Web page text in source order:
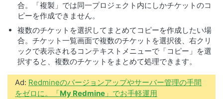
合。「複製」では同一プロジェクト内にしかチケットのコ
ピーを作成できません。
複数のチケットを選択してまとめてコピーを作成したい場
合。チケット一覧画面で複数のチケットを選択後、右クリ
ックで表示されるコンテキストメニューで「コピー」を選
択すると、複数のチケットをまとめて処理できます。
Ad: Redmineのバージョンアップやサーバー管理の手間
をゼロに。「My Redmine 」でお手軽運用